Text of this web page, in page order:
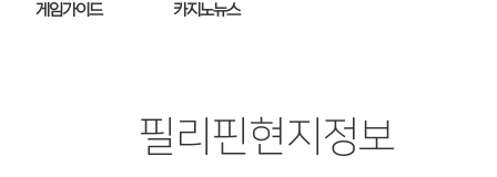
게임가이드 카지노뉴스
필리핀현지정보